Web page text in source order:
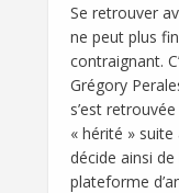
Se retrouver
ne peut plus
contraignant.
Grégory
s’est
« hérité »
décide ainsi
plateforme